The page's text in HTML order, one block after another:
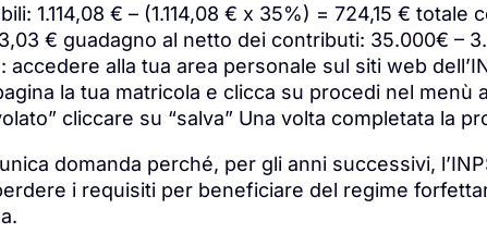
1.114,08 € – (1.114,08 € x 35%) = 724,15 €
€ guadagno al netto dei contributi: 35.000€ –
accedere alla tua area personale sul siti web
la tua matricola e clicca su procedi nel menù
cliccare su “salva” Una volta completata la
domanda perché, per gli anni successivi,
i requisiti per beneficiare del regime